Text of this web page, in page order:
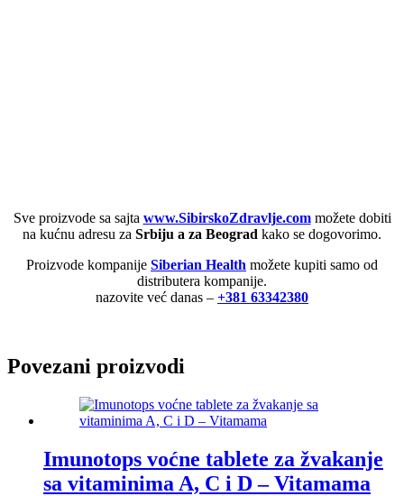
Sve proizvode sa sajta www.SibirskoZdravlje.commožete dobiti
na kućnu adresu za Srbiju a za Beograd kako se dogovorimo.
Proizvode kompanije Siberian Health možete kupiti samo od
distributera kompanije.
nazovite već danas – +381 63342380
Povezani proizvodi
Imunotops voćne tablete za žvakanje
sa vitaminima A, C i D – Vitamama